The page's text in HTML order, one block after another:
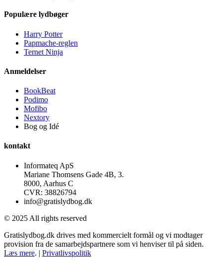
Populære lydbøger
Harry Potter
Papmache-reglen
Ternet Ninja
Anmeldelser
BookBeat
Podimo
Mofibo
Nextory
Bog og Idé
kontakt
Informateq ApS
Mariane Thomsens Gade 4B, 3.
8000, Aarhus C
CVR: 38826794
info@gratislydbog.dk
© 2025 All rights reserved
Gratislydbog.dk drives med kommercielt formål og vi modtager
provision fra de samarbejdspartnere som vi henviser til på siden.
Læs mere. | Privatlivspolitik